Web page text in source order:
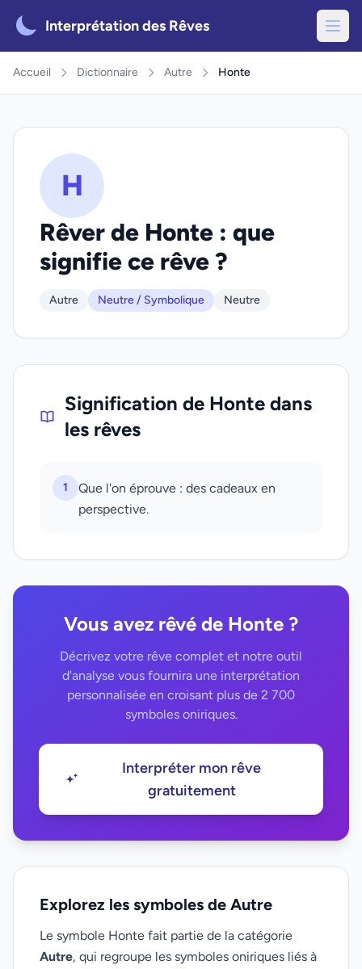
Interprétation des Rêves
Accueil Dictionnaire Autre Honte
H
Rêver de Honte : que
signifie ce rêve ?
Autre Neutre / Symbolique Neutre
Signification de Honte dans
les rêves
1
Que l'on éprouve : des cadeaux en
perspective.
Vous avez rêvé de Honte ?
Décrivez votre rêve complet et notre outil
d'analyse vous fournira une interprétation
personnalisée en croisant plus de 2 700
symboles oniriques.
Interpréter mon rêve
gratuitement
Explorez les symboles de Autre
Le symbole Honte fait partie de la catégorie
Autre, qui regroupe les symboles oniriques liés à